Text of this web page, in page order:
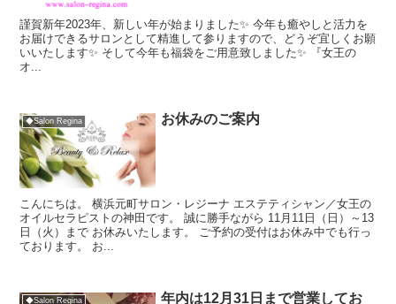
謹賀新年2023年、新しい年が始まりました✨ 今年も癒やしと活力を
お届けできるサロンとして精進して参りますので、どうぞ宜しくお願
いいたします✨ そして今年も福袋をご用意致しました✨ 『女王の
オ...
◆Salon Regina お休みのご案内
こんにちは。 横浜元町サロン・レジーナ エステティシャン／女王の
オイルセラピストの神田です。 誠に勝手ながら 11月11日（日）～13
日（火）まで お休みいたします。 ご予約の受付はお休み中でも行っ
ております。 お...
◆Salon Regina 年内は12月31日まで営業してお